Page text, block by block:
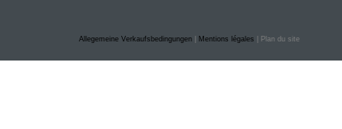
Allegemeine Verkaufsbedingungen Mentions légales | Plan du site